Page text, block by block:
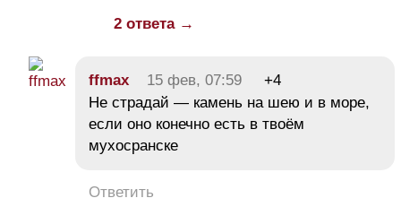
2 ответа →
ffmax 15 фев, 07:59
+4
Не страдай — камень на шею и в море,
если оно конечно есть в твоём
мухосранске
Ответить